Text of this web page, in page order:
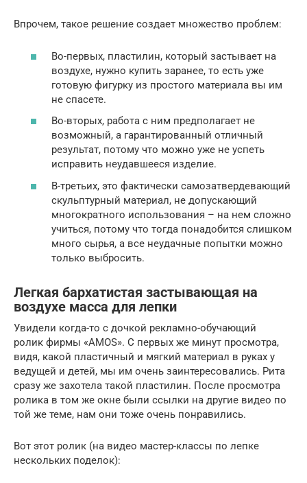
Впрочем, такое решение создает множество проблем:
Во-первых, пластилин, который застывает на
воздухе, нужно купить заранее, то есть уже
готовую фигурку из простого материала вы им
не спасете.
Во-вторых, работа с ним предполагает не
возможный, а гарантированный отличный
результат, потому что можно уже не успеть
исправить неудавшееся изделие.
В-третьих, это фактически самозатвердевающий
скульптурный материал, не допускающий
многократного использования – на нем сложно
учиться, потому что тогда понадобится слишком
много сырья, а все неудачные попытки можно
только выбросить.
Легкая бархатистая застывающая на
воздухе масса для лепки
Увидели когда-то с дочкой рекламно-обучающий
ролик фирмы «AMOS». С первых же минут просмотра,
видя, какой пластичный и мягкий материал в руках у
ведущей и детей, мы им очень заинтересовались. Рита
сразу же захотела такой пластилин. После просмотра
ролика в том же окне были ссылки на другие видео по
той же теме, нам они тоже очень понравились.
Вот этот ролик (на видео мастер-классы по лепке
нескольких поделок):